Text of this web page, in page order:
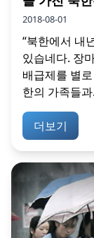
2018-08-01
“북한에서 내
있습네다. 장
배급제를 별
한의 가족들과
더보기